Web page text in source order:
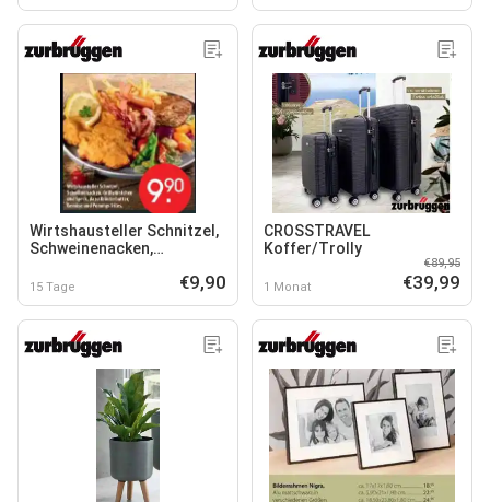
Wirtshausteller Schnitzel,
Schweinenacken,
15 Tage €9,90
CROSSTRAVEL
Koffer/Trolly
1 Monat
€89,95
€39,99